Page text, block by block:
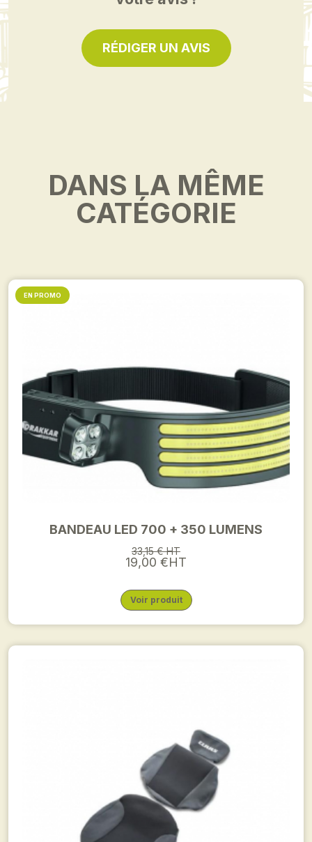
RÉDIGER UN AVIS
DANS LA MÊME
CATÉGORIE
BANDEAU LED 700 + 350 LUMENS
33,15 € HT
19,00 €HT
Voir produit
EN PROMO